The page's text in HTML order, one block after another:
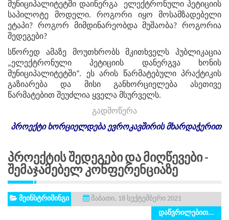
მუნიციპალიტეტში დაინერგა ელექტრონული პეტიციის
საპილოტე მოდელი. როგორი იყო მოსამზადებელი
ეტაპი? როგორ მიმდინარეობდა მუშაობა? როგორია
შედეგები?
სწორედ ამაზე მოუთხრობს მკითხველს პუბლიკაცია
„ელექტრონული პეტიციის დანერგვა ხონის
მუნიციპალიტეტში“. ეს არის წარმატებული პრაქტიკის
გაზიარება და მისი განხორციელება ასეთივე
წარმატებით შეუძლია ყველა მსურველს.
გადმოწერა
პროექტი ხორციელდება ევროკავშირის მხარდაჭერით
Პროექტის Შედეგები Და Მიღწევები -
Შემაჯამებელ Კონფერენციაზე
მეინსტრიმინგი
შაბათი, 18 სექტემბერი 2021
დაწვრილებით...